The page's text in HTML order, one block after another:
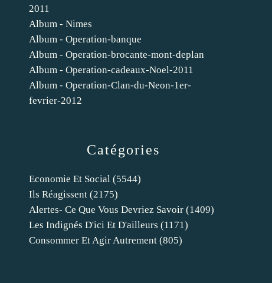
Catégories
Economie Et Social (5544)
Ils Réagissent (2175)
Alertes- Ce Que Vous Devriez Savoir (1409)
Les Indignés D'ici Et D'ailleurs (1171)
Consommer Et Agir Autrement (805)
2011
Album - Nimes
Album - Operation-banque
Album - Operation-brocante-mont-deplan
Album - Operation-cadeaux-Noel-2011
Album - Operation-Clan-du-Neon-1er-
fevrier-2012